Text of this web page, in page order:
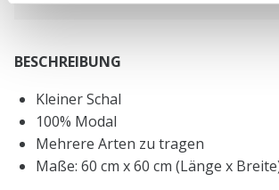
BESCHREIBUNG
Kleiner Schal
100% Modal
Mehrere Arten zu tragen
Maße: 60 cm x 60 cm (Länge x